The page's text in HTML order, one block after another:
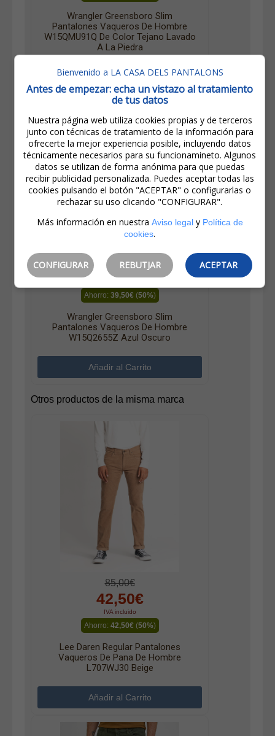
Wrangler Greensboro Slim
Pantalones Vaqueros De Hombre
W15QMU91Q De Color Tejano Lavado
A La Piedra
79,00€
39,50€
Ahorro: 39,50€(50%)
Wrangler Greensboro Slim
Pantalones Vaqueros De Hombre
W15Q2655Z Azul Oscuro
Otros productos de la misma marca
85,00€
42,50€
IVA incluido
Ahorro: 42,50€(50%)
Lee Daren Regular Pantalones
Vaqueros De Pana De Hombre
L707WJ30 Beige
Bienvenido a LA CASA DELS PANTALONS
Antes de empezar: echa un vistazo al tratamiento
de tus datos
Nuestra página web utiliza cookies propias y de terceros
junto con técnicas de tratamiento de la información para
ofrecerte la mejor experiencia posible, incluyendo datos
técnicamente necesarios para su funcionamineto. Algunos
datos se utilizan de forma anónima para que puedas
recibir publicidad personalizada. Puedes aceptar todas las
cookies pulsando el botón "ACEPTAR" o configurarlas o
rechazar su uso clicando "CONFIGURAR".
Más información en nuestra Aviso legaly Política de
cookies.
CONFIGURAR REBUTJAR ACEPTAR